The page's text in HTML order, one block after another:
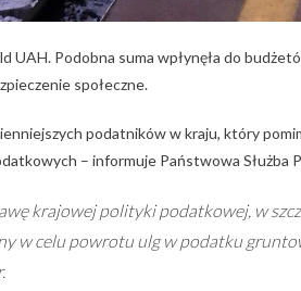
UAH. Podobna suma wpłynęła do
społeczne.
podatników w kraju, który
– informuje Państwowa Służba
krajowej polityki podatkowej, w
w celu powrotu ulg w podatku